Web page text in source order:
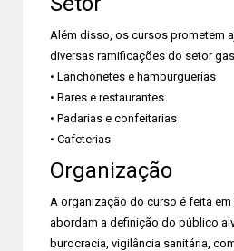
Além disso, os cursos prometem
diversas ramificações do setor
• Lanchonetes e hamburguerias
• Bares e restaurantes
• Padarias e confeitarias
• Cafeterias
Organização
A organização do curso é feita
abordam a definição do público
burocracia, vigilância sanitária,